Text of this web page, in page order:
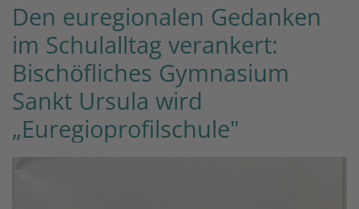
Den euregionalen Gedanken
im Schulalltag verankert:
Bischöfliches Gymnasium
Sankt Ursula wird
„Euregioprofilschule"